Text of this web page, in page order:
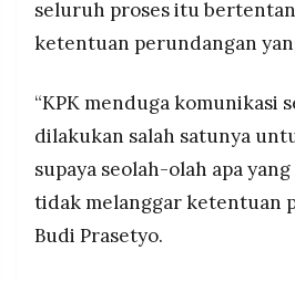
seluruh proses itu
ketentuan perundangan
“KPK menduga komunikasi
dilakukan salah satunya
supaya seolah-olah apa
tidak melanggar ketentuan
Budi Prasetyo.